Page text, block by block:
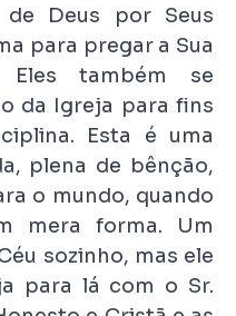
Deus por Seus
para pregar a Sua
Eles também se
da Igreja para fins
Esta é uma
plena de bênção,
o mundo, quando
mera forma. Um
sozinho, mas ele
para lá com o Sr.